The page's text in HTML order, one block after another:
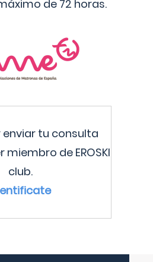
de 72 horas.
enviar tu consulta
miembro de EROSKI
club.